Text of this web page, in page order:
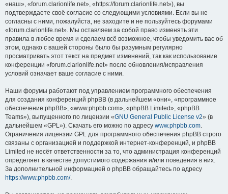
«наш», «forum.clarionlife.net», «https://forum.clarionlife.net»), вы
подтверждаете своё согласие со следующими условиями. Если вы не
согласны с ними, пожалуйста, не заходите и не пользуйтесь форумами
«forum.clarionlife.net». Мы оставляем за собой право изменять эти
правила в любое время и сделаем всё возможное, чтобы уведомить вас об
этом, однако с вашей стороны было бы разумным регулярно
просматривать этот текст на предмет изменений, так как использование
конференции «forum.clarionlife.net» после обновления/исправления
условий означает ваше согласие с ними.
Наши форумы работают под управлением программного обеспечения
для создания конференций phpBB (в дальнейшем «они», «программное
обеспечение phpBB», «www.phpbb.com», «phpBB Limited», «phpBB
Teams»), выпущенного по лицензии «GNU General Public License v2» (в
дальнейшем «GPL»). Скачать его можно по адресу www.phpbb.com.
Ограничения лицензии GPL для программного обеспечения phpBB строго
связаны с организацией и поддержкой интернет-конференций, и phpBB
Limited не несёт ответственности за то, что администрация конференций
определяет в качестве допустимого содержания и/или поведения в них.
За дополнительной информацией о phpBB обращайтесь по адресу
https://www.phpbb.com/.